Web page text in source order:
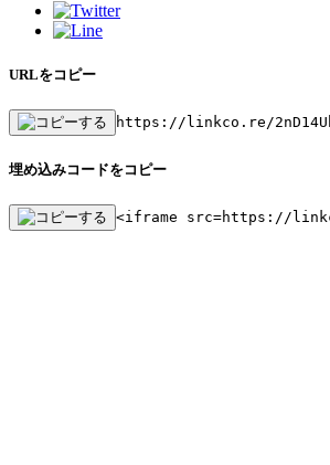
URLをコピー
https://linkco.re/
埋め込みコードをコピー
<iframe src=https://